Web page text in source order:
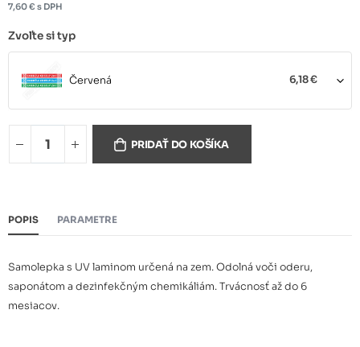
7,60 € s DPH
Zvoľte si typ
Červená 6,18 €
Modrá
Zelená
PRIDAŤ DO KOŠÍKA
POPIS PARAMETRE
Samolepka s UV laminom určená na zem. Odolná voči oderu,
saponátom a dezinfekčným chemikáliám. Trvácnosť až do 6
mesiacov.